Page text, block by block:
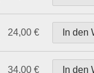
24,00 €
34,00 €